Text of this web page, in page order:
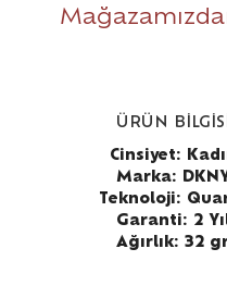
ÜRÜN BİLGİSİ
Cinsiyet:
Marka:
Teknoloji:
Garanti: 2
Ağırlık: 32